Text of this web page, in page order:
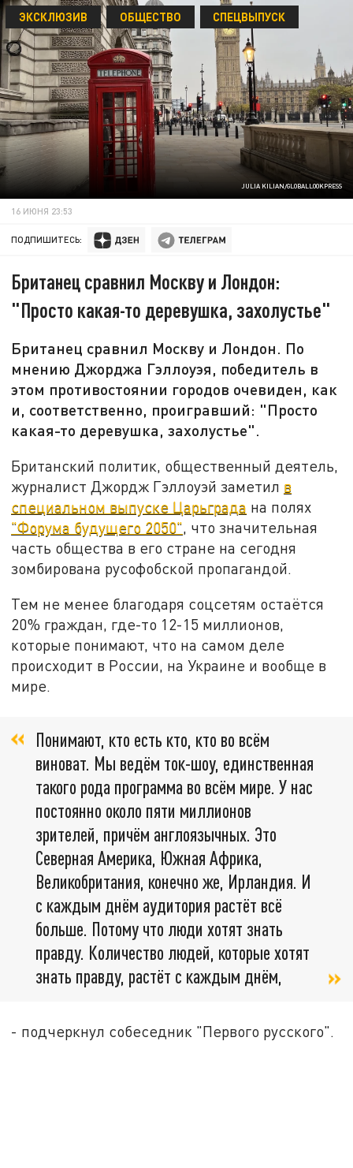
JULIA KILIAN/GLOBALLOOKPRESS
ЭКСКЛЮЗИВ ОБЩЕСТВО СПЕЦВЫПУСК
16 ИЮНЯ 23:53
ПОДПИШИТЕСЬ:
Британец сравнил Москву и Лондон:
"Просто какая-то деревушка, захолустье"
Британец сравнил Москву и Лондон. По
мнению Джорджа Гэллоуэя, победитель в
этом противостоянии городов очевиден, как
и, соответственно, проигравший: "Просто
какая-то деревушка, захолустье".
Британский политик, общественный деятель,
журналист Джордж Гэллоуэй заметил в
специальном выпуске Царьграда на полях
"Форума будущего 2050", что значительная
часть общества в его стране на сегодня
зомбирована русофобской пропагандой.
Тем не менее благодаря соцсетям остаётся
20% граждан, где-то 12-15 миллионов,
которые понимают, что на самом деле
происходит в России, на Украине и вообще в
мире.
Понимают, кто есть кто, кто во всём
виноват. Мы ведём ток-шоу, единственная
такого рода программа во всём мире. У нас
постоянно около пяти миллионов
зрителей, причём англоязычных. Это
Северная Америка, Южная Африка,
Великобритания, конечно же, Ирландия. И
с каждым днём аудитория растёт всё
больше. Потому что люди хотят знать
правду. Количество людей, которые хотят
знать правду, растёт с каждым днём,
- подчеркнул собеседник "Первого русского".